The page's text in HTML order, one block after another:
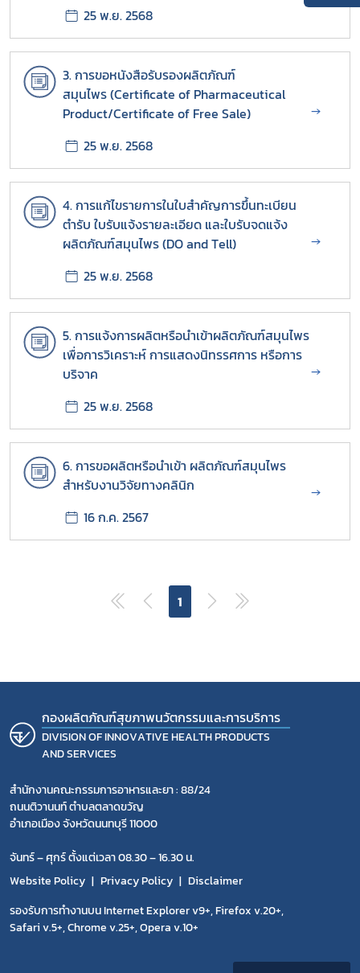
25 พ.ย. 2568
3. การขอหนังสือรับรองผลิตภัณฑ์
สมุนไพร (Certificate of Pharmaceutical
Product/Certificate of Free Sale)
25 พ.ย. 2568
→
4. การแก้ไขรายการในใบสำคัญการขึ้นทะเบียน
ตำรับ ใบรับแจ้งรายละเอียด และใบรับจดแจ้ง
ผลิตภัณฑ์สมุนไพร (DO and Tell)
25 พ.ย. 2568
→
5. การแจ้งการผลิตหรือนำเข้าผลิตภัณฑ์สมุนไพร
เพื่อการวิเคราะห์ การแสดงนิทรรศการ หรือการ
บริจาค
25 พ.ย. 2568
→
6. การขอผลิตหรือนำเข้า ผลิตภัณฑ์สมุนไพร
สำหรับงานวิจัยทางคลินิก
16 ก.ค. 2567
→
1
กองผลิตภัณฑ์สุขภาพนวัตกรรมและการบริการ
DIVISION OF INNOVATIVE HEALTH PRODUCTS
AND SERVICES
สำนักงานคณะกรรมการอาหารและยา : 88/24
ถนนติวานนท์ ตำบลตลาดขวัญ
อำเภอเมือง จังหวัดนนทบุรี 11000
จันทร์ – ศุกร์ ตั้งแต่เวลา 08.30 – 16.30 น.
Website Policy
Privacy Policy
Disclaimer
รองรับการทำงานบน Internet Explorer v9+, Firefox v.20+,
Safari v.5+, Chrome v.25+, Opera v.10+
Subscribe
OSSC